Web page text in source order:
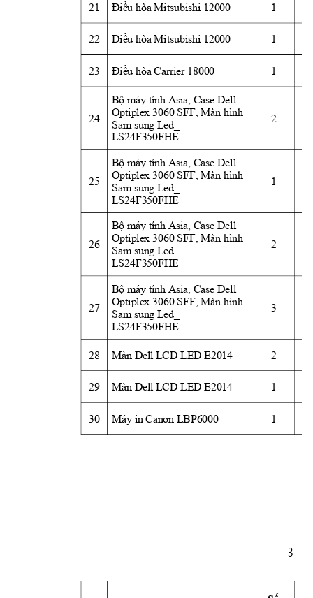
21 Điều hòa Mitsubishi 12000 1
22 Điều hòa Mitsubishi 12000 1
23 Điều hòa Carrier 18000 1
24
Bộ máy tính Asia, Case Dell
Optiplex 3060 SFF, Màn hình
Sam sung Led_
LS24F350FHE
2
25
Bộ máy tính Asia, Case Dell
Optiplex 3060 SFF, Màn hình
Sam sung Led_
LS24F350FHE
1
26
Bộ máy tính Asia, Case Dell
Optiplex 3060 SFF, Màn hình
Sam sung Led_
LS24F350FHE
2
27
Bộ máy tính Asia, Case Dell
Optiplex 3060 SFF, Màn hình
Sam sung Led_
LS24F350FHE
3
28 Màn Dell LCD LED E2014 2
29 Màn Dell LCD LED E2014 1
30 Máy in Canon LBP6000 1
3